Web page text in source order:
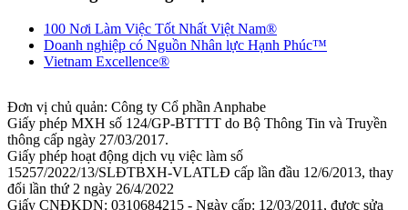
100 Nơi Làm Việc Tốt Nhất Việt Nam®
Doanh nghiệp có Nguồn Nhân lực Hạnh Phúc™
Vietnam Excellence®
Đơn vị chủ quản: Công ty Cổ phần Anphabe
Giấy phép MXH số 124/GP-BTTTT do Bộ Thông Tin và Truyền
thông cấp ngày 27/03/2017.
Giấy phép hoạt động dịch vụ việc làm số
15257/2022/13/SLĐTBXH-VLATLĐ cấp lần đầu 12/6/2013, thay
đổi lần thứ 2 ngày 26/4/2022
Giấy CNĐKDN: 0310684215 - Ngày cấp: 12/03/2011, được sửa